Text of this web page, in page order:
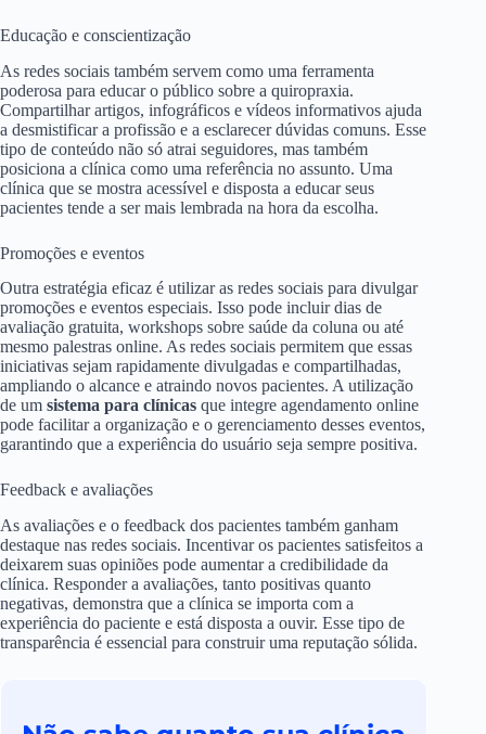
Educação e conscientização
As redes sociais também servem como uma ferramenta
poderosa para educar o público sobre a quiropraxia.
Compartilhar artigos, infográficos e vídeos informativos ajuda
a desmistificar a profissão e a esclarecer dúvidas comuns. Esse
tipo de conteúdo não só atrai seguidores, mas também
posiciona a clínica como uma referência no assunto. Uma
clínica que se mostra acessível e disposta a educar seus
pacientes tende a ser mais lembrada na hora da escolha.
Promoções e eventos
Outra estratégia eficaz é utilizar as redes sociais para divulgar
promoções e eventos especiais. Isso pode incluir dias de
avaliação gratuita, workshops sobre saúde da coluna ou até
mesmo palestras online. As redes sociais permitem que essas
iniciativas sejam rapidamente divulgadas e compartilhadas,
ampliando o alcance e atraindo novos pacientes. A utilização
de um sistema para clínicas que integre agendamento online
pode facilitar a organização e o gerenciamento desses eventos,
garantindo que a experiência do usuário seja sempre positiva.
Feedback e avaliações
As avaliações e o feedback dos pacientes também ganham
destaque nas redes sociais. Incentivar os pacientes satisfeitos a
deixarem suas opiniões pode aumentar a credibilidade da
clínica. Responder a avaliações, tanto positivas quanto
negativas, demonstra que a clínica se importa com a
experiência do paciente e está disposta a ouvir. Esse tipo de
transparência é essencial para construir uma reputação sólida.